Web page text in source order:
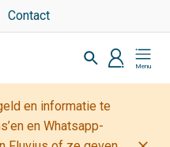
Contact
Zoeken
profiel
Mijn
Fluvius
en informatie te
en Whatsapp-